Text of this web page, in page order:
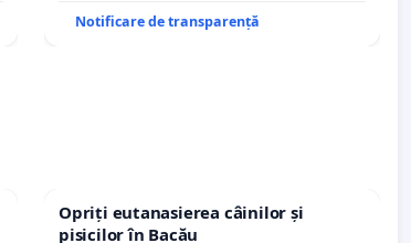
Notificare de transparență
Opriți eutanasierea câinilor și
pisicilor în Bacău